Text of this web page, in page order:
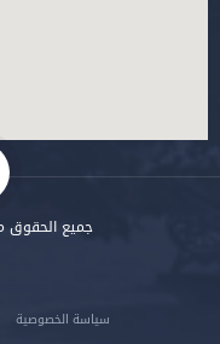
جميع الحقوق
سياسة الخصوصية